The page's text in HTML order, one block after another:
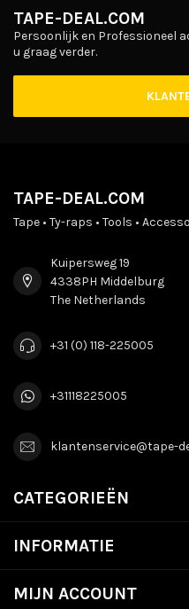
TAPE-DEAL.COM
Persoonlijk en Professioneel
u graag verder.
TAPE-DEAL.COM
Tape • Ty-raps • Tools •
Kuipersweg 19
4338PH Middelburg
The Netherlands
+31 (0) 118-225005
+31118225005
klantenservice@tape-
CATEGORIEËN
INFORMATIE
MIJN ACCOUNT